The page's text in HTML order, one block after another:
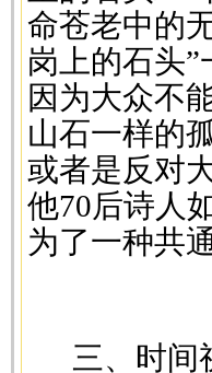
命苍老中的
岗上的石头
因为大众不
山石一样的
或者是反对
他70后诗人
为了一种共
三、时间